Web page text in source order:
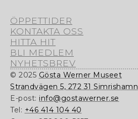
ÖPPETTIDER
KONTAKTA OSS
HITTA HIT
BLI MEDLEM
NYHETSBREV
© 2025 Gösta Werner Museet
Strandvägen 5, 272 31 Simrishamn
E-post: info@gostawerner.se
Tel: +46 414 104 40